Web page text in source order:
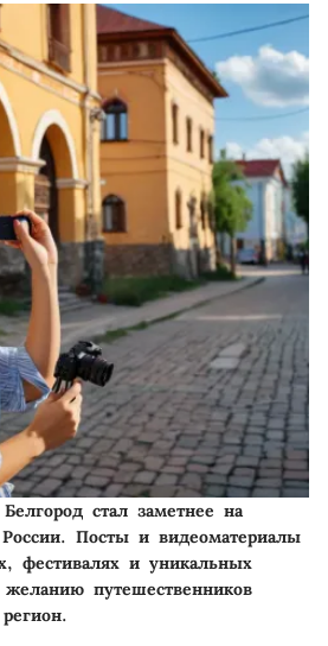
стал заметнее на
России. Посты и видеоматериалы
фестивалях и уникальных
желанию путешественников